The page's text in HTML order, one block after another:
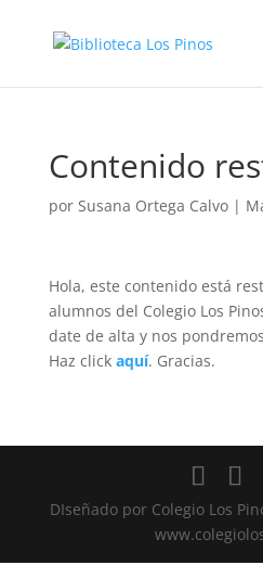
Contenido
por Susana Ortega Calvo|
Hola, este contenido está
alumnos del Colegio Los
date de alta y nos
Haz click aquí. Gracias.
DIseñado por Colegio Los